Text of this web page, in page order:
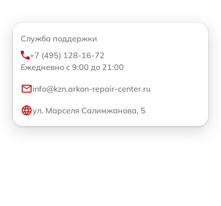
Служба поддержки
+7 (495) 128-16-72
Ежедневно с 9:00 до 21:00
info@kzn.arkon-repair-center.ru
ул. Марселя Салимжанова, 5